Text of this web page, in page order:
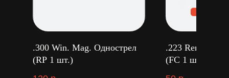
.300 Win. Mag. Однострел
(RP 1 шт.)
.223 Remington
(FC 1 шт.)